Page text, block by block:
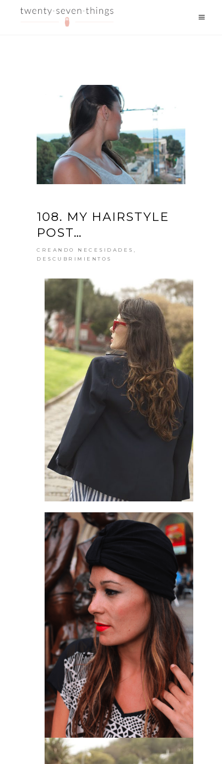
108. MY HAIRSTYLE
POST…
CREANDO NECESIDADES ,
DESCUBRIMIENTOS